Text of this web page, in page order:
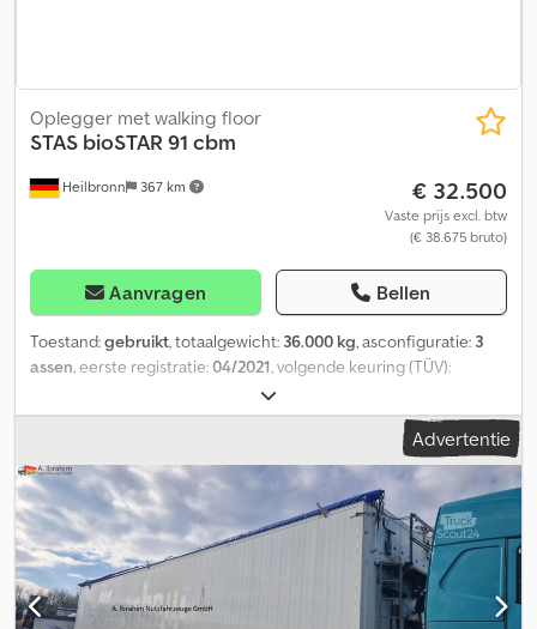
Heilbronn 367 km
Oplegger met walking floor
STAS bioSTAR 91 cbm
€ 32.500
Vaste prijs excl. btw
(€ 38.675 bruto)
Aanvragen Bellen
Toestand:gebruikt, totaalgewicht: 36.000 kg, asconfiguratie: 3
assen, eerste registratie:04/2021, volgende keuring (TÜV):
13.500 mm
mm, laadruimtehoogte:2.650 mm, laadruimte inhoud:91 m³,
Advertentie